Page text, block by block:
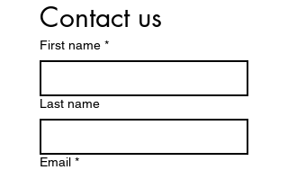
Contact us
First name *
Last name
Email *